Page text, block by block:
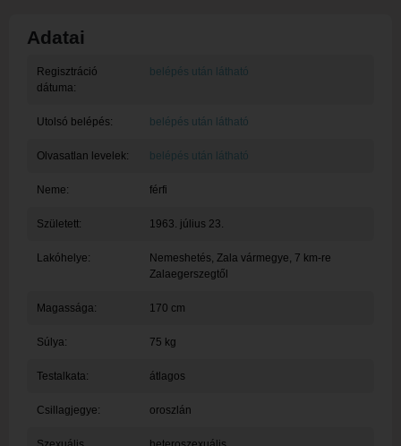
Adatai
Regisztráció
dátuma:
belépés után látható
Utolsó belépés: belépés után látható
Olvasatlan levelek: belépés után látható
Neme: férfi
Született: 1963. július 23.
Lakóhelye: Nemeshetés, Zala vármegye, 7 km-re
Zalaegerszegtől
Magassága: 170 cm
Súlya: 75 kg
Testalkata: átlagos
Csillagjegye: oroszlán